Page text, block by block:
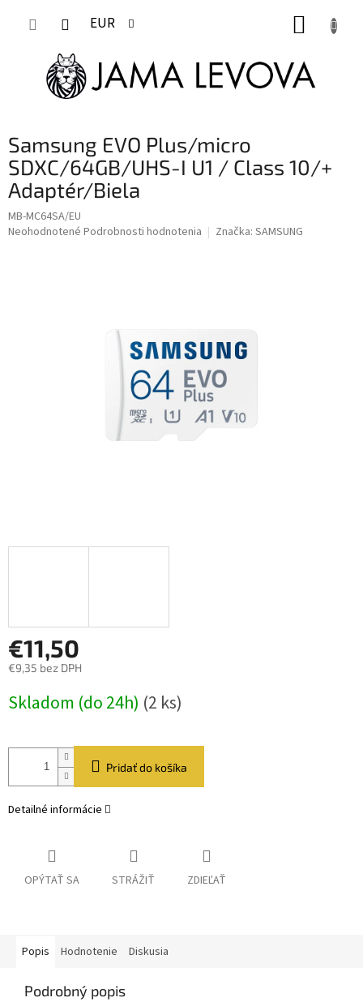
EUR
Samsung EVO Plus/micro
SDXC/64GB/UHS-I U1 / Class 10/+
Adaptér/Biela
MB-MC64SA/EU
Priemerné
Neohodnotené Podrobnosti hodnotenia Značka: SAMSUNG
€11,50
€9,35 bez DPH
cena:
Skladom (do 24h) (2 ks)
Pridať do košíka
Detailné informácie
OPÝTAŤ SA STRÁŽIŤ ZDIEĽAŤ
Popis Hodnotenie Diskusia
Podrobný popis